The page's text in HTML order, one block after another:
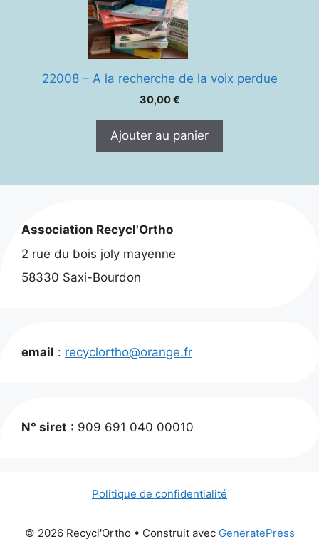
22008 – A la recherche de la voix perdue
30,00€
Ajouter au panier
Association Recycl'Ortho
2 rue du bois joly mayenne
58330 Saxi-Bourdon
email : recyclortho@orange.fr
N° siret : 909 691 040 00010
Politique de confidentialité
© 2026 Recycl'Ortho • Construit avec GeneratePress